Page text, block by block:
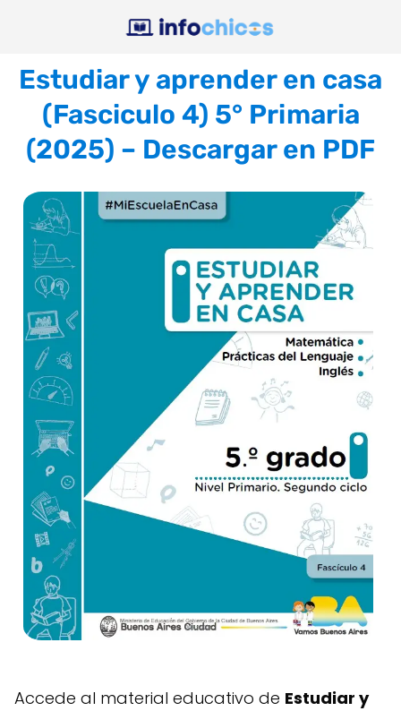
Estudiar y aprender en casa
(Fasciculo 4) 5° Primaria
(2025) – Descargar en PDF
Accede al material educativo de Estudiar y